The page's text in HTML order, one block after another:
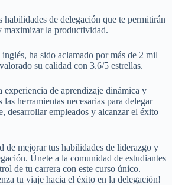
habilidades de delegación que te permitirán
maximizar la productividad.
ha sido aclamado por más de 2 mil
su calidad con 3.6/5 estrellas.
experiencia de aprendizaje dinámica y
herramientas necesarias para delegar
desarrollar empleados y alcanzar el éxito
de mejorar tus habilidades de liderazgo y
Únete a la comunidad de estudiantes
de tu carrera con este curso único.
tu viaje hacia el éxito en la delegación!